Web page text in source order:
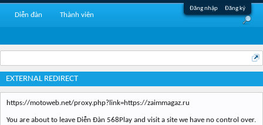
Đăng nhập Đăng ký
EXTERNAL REDIRECT
https://motoweb.net/proxy.php?link=https://zaimmagaz.ru
You are about to leave Diễn Đàn 568Play and visit a site we have no control over.
Diễn đàn Thành viên